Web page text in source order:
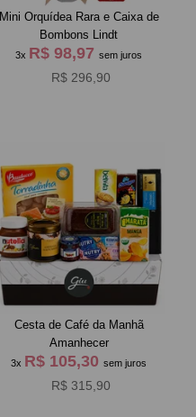
Mini Orquídea Rara e Caixa de
Bombons Lindt
3x R$ 98,97sem juros
R$ 296,90
Cesta de Café da Manh
Amanhecer
3x R$ 105,30sem juros
R$ 315,90